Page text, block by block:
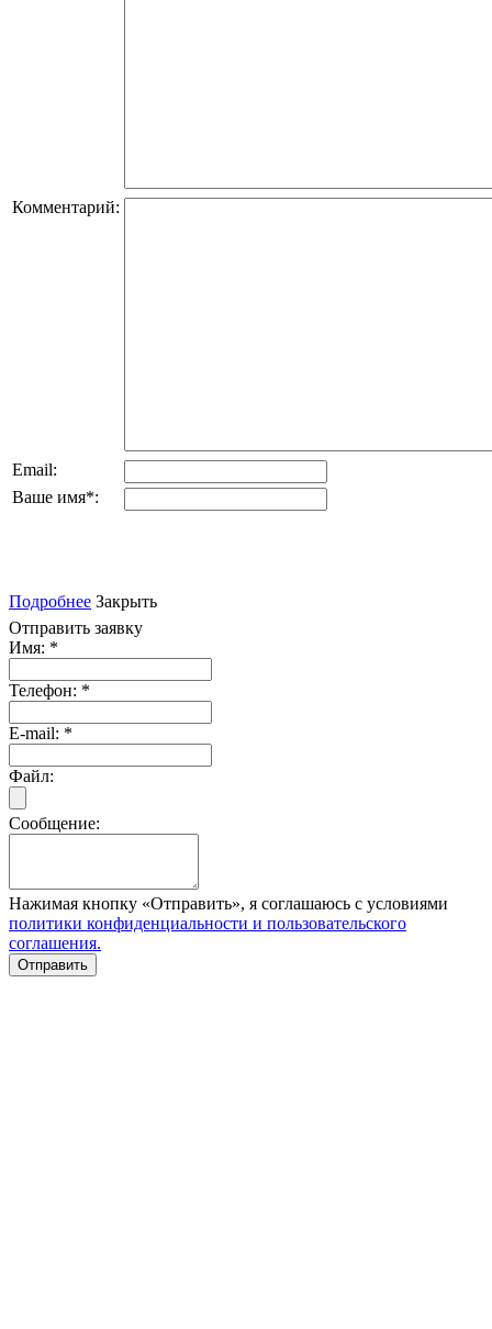
Комментарий:
Email:
Ваше имя*:
Подробнее Закрыть
Отправить заявку
Имя: *
Телефон: *
E-mail: *
Файл:
Сообщение:
Нажимая кнопку «Отправить», я соглашаюсь с условиями
политики конфиденциальности и пользовательского
соглашения.
Отправить